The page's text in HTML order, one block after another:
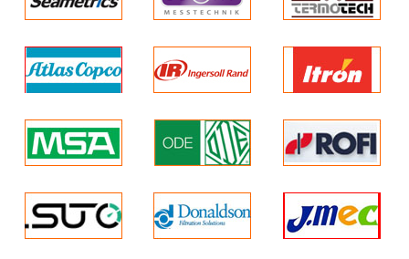
Chứng chỉ IECEx
Chứng chỉ GB Ex
PSIG
Áp suất đầu ra từ 1
Thiết bị được sử dụng
với những đơn vị cần
sử dụng 2 tầng giảm
áp.
điều áp Itron B36
Áp lực đầu vào tối đa
lên đến 175 PSIG
điều khiển kích thước
loại bỏ sự rung lắc và
cung cấp dòng ổn
định.
Có thể thay thế các lỗ